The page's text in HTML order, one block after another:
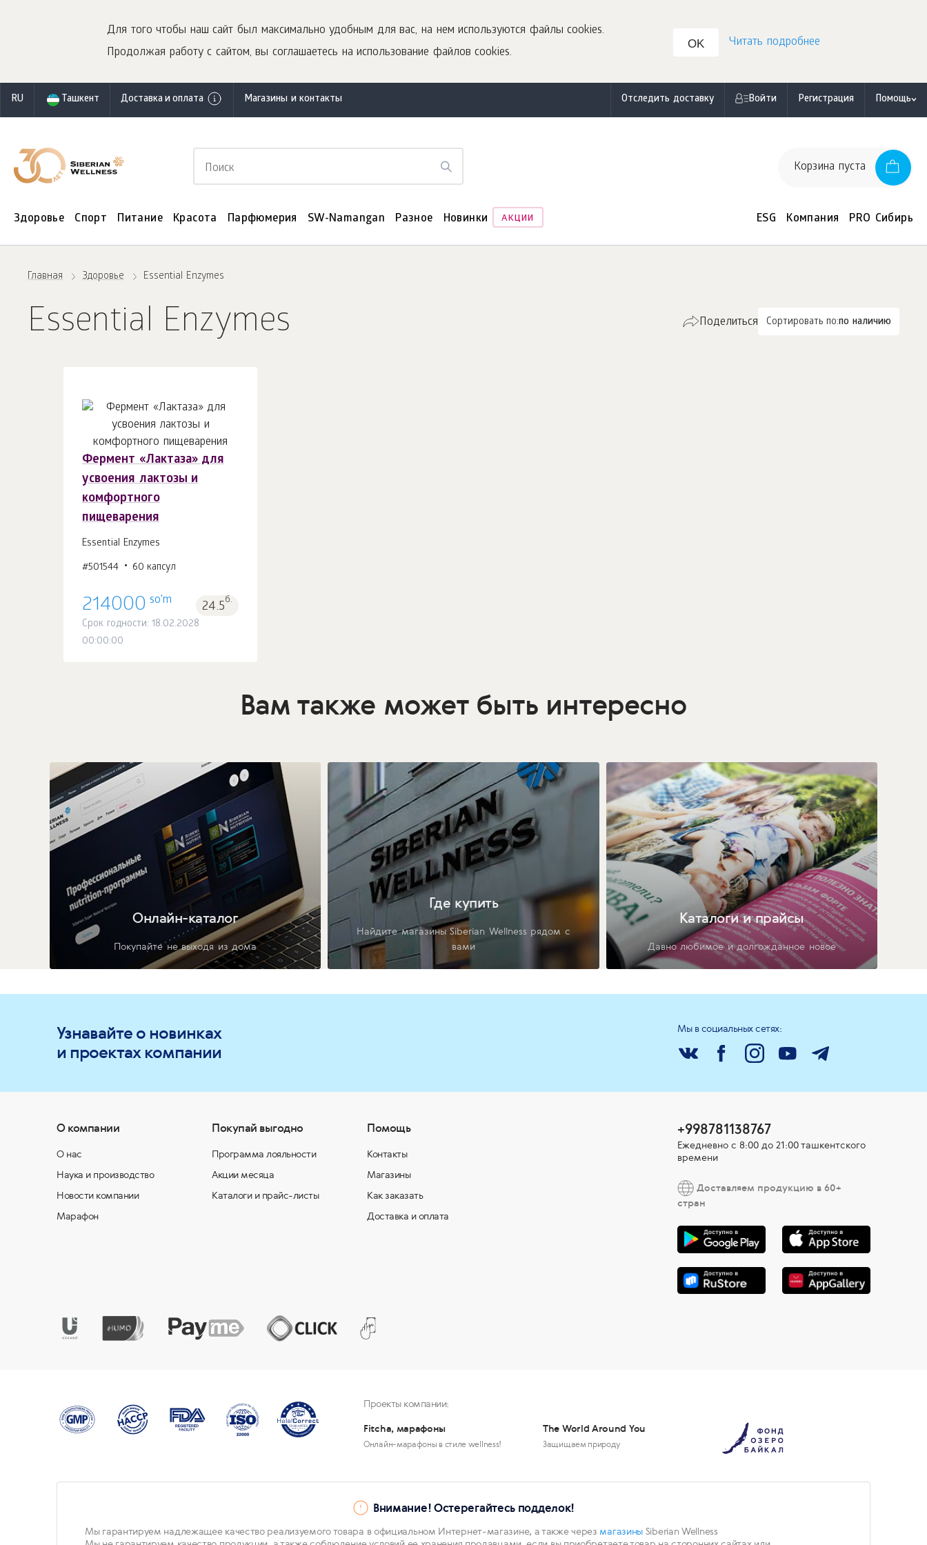
Для того чтобы наш сайт был максимально удобным для вас, на нем используются файлы cookies.
Продолжая работу с сайтом, вы соглашаетесь на использование файлов cookies.
OK Читать подробнее
RU Ташкент Доставка и оплата Магазины и контакты Отследить доставку Войти Регистрация Помощь
Корзина пуста
Здоровье Спорт Питание Красота Парфюмерия SW-Namangan Разное Новинки АКЦИИ ESG Компания PRO Сибирь
Главная Здоровье Essential Enzymes
Essential Enzymes Сортировать по:по наличию
Поделиться
Фермент «Лактаза» для
усвоения лактозы и
комфортного
пищеварения
Essential Enzymes
#501544 60 капсул
214000 so'm 24.5б.
Срок годности: 18.02.2028
00:00:00
В корзину 1шт.
Вам также может быть интересно
Онлайн-каталог
Покупайте не выходя из дома
Где купить
Найдите магазины Siberian Wellness рядом с
вами
Каталоги и прайсы
Давно любимое и долгожданное новое
Узнавайте о новинках
и проектах компании
Мы в социальных сетях:
О компании
О нас
Наука и производство
Новости компании
Марафон
Покупай выгодно
Программа лояльности
Акции месяца
Каталоги и прайс-листы
Помощь
Контакты
Магазины
Как заказать
Доставка и оплата
+998781138767
Ежедневно с 8:00 до 21:00 ташкентского
времени
Доставляем продукцию в 60+
стран
Проекты компании:
Fitcha, марафоны
Онлайн-марафоны в стиле wellness!
The World Around You
Защищаем природу
Внимание! Остерегайтесь подделок!
Мы гарантируем надлежащее качество реализуемого товара в официальном Интернет-магазине, а также черезмагазины Siberian Wellness